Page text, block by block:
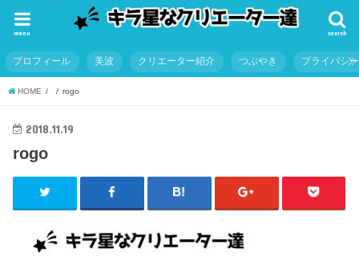
search
menu
プロフィール 美波 クリエーター紹介 つぶやき プライバシ
HOME rogo
2018.11.19
rogo